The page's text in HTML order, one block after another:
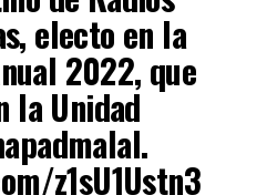
electo en la
2022, que
la Unidad
z1sU1Ustn3